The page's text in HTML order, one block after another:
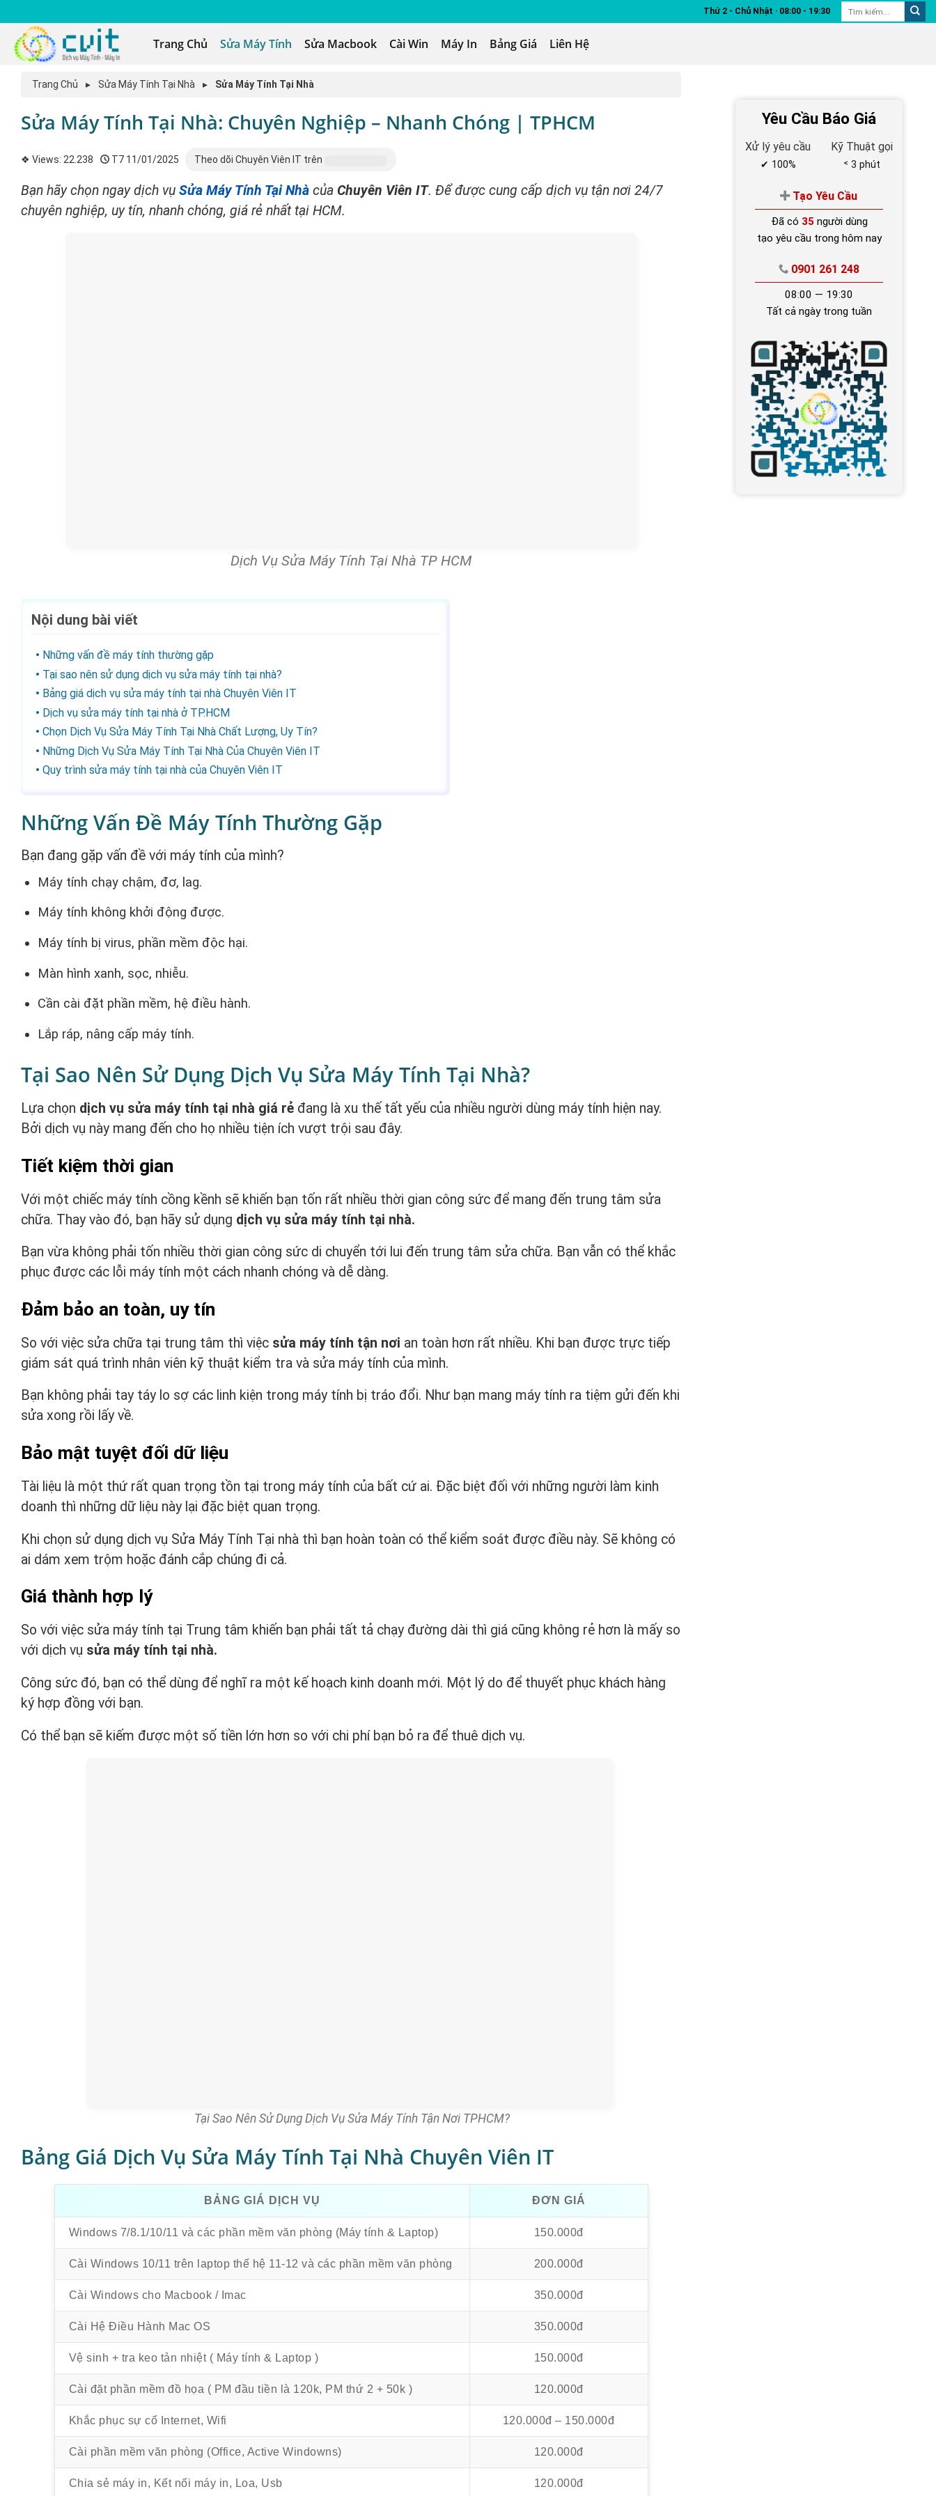
Thứ 2 - Chủ Nhật ‧ 08:00 - 19:30
Trang Chủ Sửa Máy Tính Sửa Macbook Cài Win Máy In Bảng Giá Liên Hệ
Trang Chủ ▸ Sửa Máy Tính Tại Nhà ▸ Sửa Máy Tính Tại Nhà
Sửa Máy Tính Tại Nhà: Chuyên Nghiệp – Nhanh Chóng | TPHCM
❖ Views: 22.238 T7 11/01/2025 Theo dõi Chuyên Viên IT trên
Bạn hãy chọn ngay dịch vụ Sửa Máy Tính Tại Nhà của Chuyên Viên IT. Để được cung cấp dịch vụ tận nơi 24/7
chuyên nghiệp, uy tín, nhanh chóng, giá rẻ nhất tại HCM.
Dịch Vụ Sửa Máy Tính Tại Nhà TP HCM
Nội dung bài viết
Những vấn đề máy tính thường gặp
Tại sao nên sử dụng dịch vụ sửa máy tính tại nhà?
Bảng giá dịch vụ sửa máy tính tại nhà Chuyên Viên IT
Dịch vụ sửa máy tính tại nhà ở TP.HCM
Chọn Dịch Vụ Sửa Máy Tính Tại Nhà Chất Lượng, Uy Tín?
Những Dịch Vụ Sửa Máy Tính Tại Nhà Của Chuyên Viên IT
Quy trình sửa máy tính tại nhà của Chuyên Viên IT
Những Vấn Đề Máy Tính Thường Gặp
Bạn đang gặp vấn đề với máy tính của mình?
Máy tính chạy chậm, đơ, lag.
Máy tính không khởi động được.
Máy tính bị virus, phần mềm độc hại.
Màn hình xanh, sọc, nhiễu.
Cần cài đặt phần mềm, hệ điều hành.
Lắp ráp, nâng cấp máy tính.
Tại Sao Nên Sử Dụng Dịch Vụ Sửa Máy Tính Tại Nhà?
Lựa chọn dịch vụ sửa máy tính tại nhà giá rẻ đang là xu thế tất yếu của nhiều người dùng máy tính hiện nay.
Bởi dịch vụ này mang đến cho họ nhiều tiện ích vượt trội sau đây.
Tiết kiệm thời gian
Với một chiếc máy tính cồng kềnh sẽ khiến bạn tốn rất nhiều thời gian công sức để mang đến trung tâm sửa
chữa. Thay vào đó, bạn hãy sử dụng dịch vụ sửa máy tính tại nhà.
Bạn vừa không phải tốn nhiều thời gian công sức di chuyển tới lui đến trung tâm sửa chữa. Bạn vẫn có thể khắc
phục được các lỗi máy tính một cách nhanh chóng và dễ dàng.
Đảm bảo an toàn, uy tín
So với việc sửa chữa tại trung tâm thì việc sửa máy tính tận nơi an toàn hơn rất nhiều. Khi bạn được trực tiếp
giám sát quá trình nhân viên kỹ thuật kiểm tra và sửa máy tính của mình.
Bạn không phải tay táy lo sợ các linh kiện trong máy tính bị tráo đổi. Như bạn mang máy tính ra tiệm gửi đến khi
sửa xong rồi lấy về.
Bảo mật tuyệt đối dữ liệu
Tài liệu là một thứ rất quan trọng tồn tại trong máy tính của bất cứ ai. Đặc biệt đối với những người làm kinh
doanh thì những dữ liệu này lại đặc biệt quan trọng.
Khi chọn sử dụng dịch vụ Sửa Máy Tính Tại nhà thì bạn hoàn toàn có thể kiểm soát được điều này. Sẽ không có
ai dám xem trộm hoặc đánh cắp chúng đi cả.
Giá thành hợp lý
So với việc sửa máy tính tại Trung tâm khiến bạn phải tất tả chạy đường dài thì giá cũng không rẻ hơn là mấy so
với dịch vụ sửa máy tính tại nhà.
Công sức đó, bạn có thể dùng để nghĩ ra một kế hoạch kinh doanh mới. Một lý do để thuyết phục khách hàng
ký hợp đồng với bạn.
Có thể bạn sẽ kiếm được một số tiền lớn hơn so với chi phí bạn bỏ ra để thuê dịch vụ.
Tại Sao Nên Sử Dụng Dịch Vụ Sửa Máy Tính Tận Nơi TPHCM?
Bảng Giá Dịch Vụ Sửa Máy Tính Tại Nhà Chuyên Viên IT
BẢNG GIÁ DỊCH VỤ ĐƠN GIÁ
Windows 7/8.1/10/11 và các phần mềm văn phòng (Máy tính & Laptop) 150.000đ
Cài Windows 10/11 trên laptop thế hệ 11-12 và các phần mềm văn phòng 200.000đ
Cài Windows cho Macbook / Imac 350.000đ
Cài Hệ Điều Hành Mac OS 350.000đ
Vệ sinh + tra keo tản nhiệt ( Máy tính & Laptop ) 150.000đ
Cài đặt phần mềm đồ họa ( PM đầu tiền là 120k, PM thứ 2 + 50k ) 120.000đ
Khắc phục sự cố Internet, Wifi 120.000đ – 150.000đ
Cài phần mềm văn phòng (Office, Active Windowns) 120.000đ
Chia sẻ máy in, Kết nối máy in, Loa, Usb 120.000đ
Yêu Cầu Báo Giá
Xử lý yêu cầu
✔ 100%
Kỹ Thuật gọi
˂ 3 phút
Tạo Yêu Cầu
Đã có 35người dùng
tạo yêu cầu trong hôm nay
0901 261 248
08:00 — 19:30
Tất cả ngày trong tuần